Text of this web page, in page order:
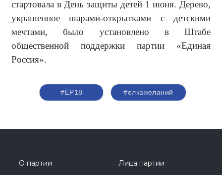
стартовала в День защиты детей 1 июня. Дерево,
украшенное шарами-открытками с детскими
мечтами, было установлено в Штабе
общественной поддержки партии «Единая
Россия».
#ЕР18 #елкажеланий
О партии
Лица партии